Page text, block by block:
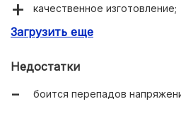
качественное изготовление;
высокая производительность.
Загрузить еще
Недостатки
боится перепадов